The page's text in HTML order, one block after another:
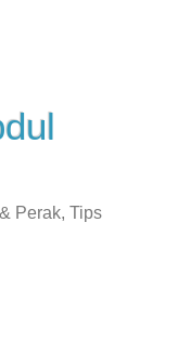
Perak, Tips